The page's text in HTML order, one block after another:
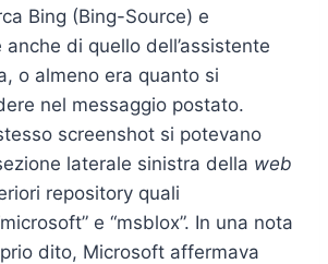
Bing (Bing-Source) e
di quello dell’assistente
o almeno era quanto si
nel messaggio postato.
screenshot si potevano
laterale sinistra della web
repository quali
e “msblox”. In una nota
dito, Microsoft affermava